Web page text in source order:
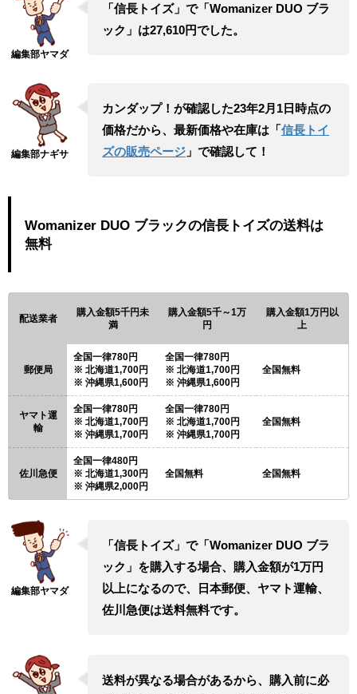
「信長トイズ」で「Womanizer DUO ブラ
ック」は27,610円でした。
カンダップ！が確認した23年2月1日時点の
価格だから、最新価格や在庫は「信長トイ
ズの販売ページ」で確認して！
Womanizer DUO ブラックの信長トイズの送料は
無料
配送業者
購入金額5千円未
満
購入金額5千～1万
円
購入金額1万円以
上
郵便局
全国一律780円
北海道1,700円
沖縄県1,600円
全国一律780円
北海道1,700円
沖縄県1,600円
全国無料
ヤマト運
輸
全国一律780円
北海道1,700円
沖縄県1,700円
全国一律780円
北海道1,700円
沖縄県1,700円
全国無料
佐川急便
全国一律480円
北海道1,300円
沖縄県2,000円
全国無料 全国無料
「信長トイズ」で「Womanizer DUO ブラ
ック」を購入する場合、購入金額が1万円
以上になるので、日本郵便、ヤマト運輸、
佐川急便は送料無料です。
送料が異なる場合があるから、購入前に必